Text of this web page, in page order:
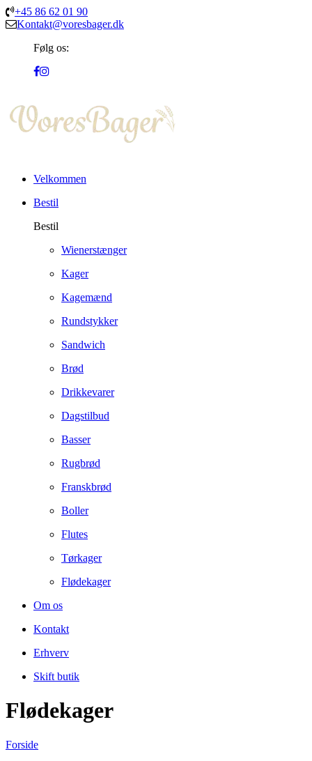
+45 86 62 01 90
Kontakt@voresbager.dk
Følg os:
Velkommen
Bestil
Bestil
Wienerstænger
Kager
Kagemænd
Rundstykker
Sandwich
Brød
Drikkevarer
Dagstilbud
Basser
Rugbrød
Franskbrød
Boller
Flutes
Tørkager
Flødekager
Om os
Kontakt
Erhverv
Skift butik
Flødekager
Forside